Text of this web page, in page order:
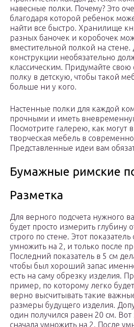
навесные полки. Почему? Это
благодаря которой ребенок
найти все быстро. Хранилище
разных баночек и коробочек
вместительной полкой на стене.
конструкции необязательно
классическим. Придумайте
полку в детскую, чтобы такой
больше ни у кого.
Настенные полки для каждой
прочными и иметь
Посмотрите галерею, как могут
творческая мебель в
Представленные идеи вам
Бумажные римские
Разметка
Для верного подсчета нужного
будет просто измерить глубину
строго по стене. Этот показатель
умножить на 2, и только после
Последний показатель в 5 см
чтобы был хороший запас
есть на саму обрезку изделия.
пример, по которому легко
верно высчитывать такие
размеры будущего изделия.
один получился равен 20 см.
сначала умножить на 2. После